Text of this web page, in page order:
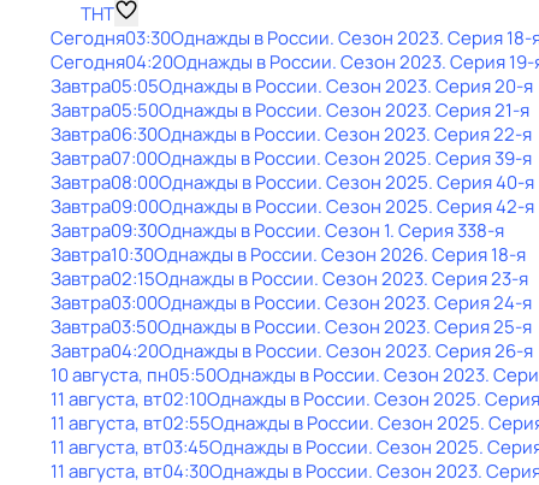
ТНТ
Сегодня03:30Однажды в России. Сезон 2023. Серия 18-
Сегодня04:20Однажды в России. Сезон 2023. Серия 19-
Завтра05:05Однажды в России. Сезон 2023. Серия 20-я
Завтра05:50Однажды в России. Сезон 2023. Серия 21-я
Завтра06:30Однажды в России. Сезон 2023. Серия 22-я
Завтра07:00Однажды в России. Сезон 2025. Серия 39-я
Завтра08:00Однажды в России. Сезон 2025. Серия 40-я
Завтра09:00Однажды в России. Сезон 2025. Серия 42-я
Завтра09:30Однажды в России. Сезон 1. Серия 338-я
Завтра10:30Однажды в России. Сезон 2026. Серия 18-я
Завтра02:15Однажды в России. Сезон 2023. Серия 23-я
Завтра03:00Однажды в России. Сезон 2023. Серия 24-я
Завтра03:50Однажды в России. Сезон 2023. Серия 25-я
Завтра04:20Однажды в России. Сезон 2023. Серия 26-я
10 августа, пн05:50Однажды в России. Сезон 2023.
11 августа, вт02:10Однажды в России. Сезон 2025.
11 августа, вт02:55Однажды в России. Сезон 2025.
11 августа, вт03:45Однажды в России. Сезон 2025.
11 августа, вт04:30Однажды в России. Сезон 2023.